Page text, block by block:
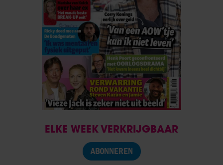
ELKE WEEK VERKRIJGBAAR
ABONNEREN